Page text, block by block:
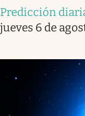
Predicción
jueves 6 de